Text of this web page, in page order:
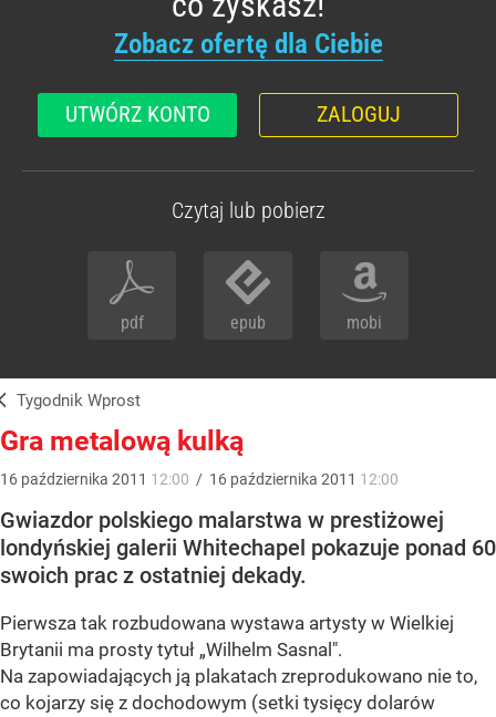
Zobacz ofertę dla Ciebie
UTWÓRZ KONTO ZALOGUJ
Czytaj lub pobierz
pdf epub mobi
Tygodnik Wprost
Gra metalową kulką
16 października 2011 12:00 / 16 października 2011 12:00
Gwiazdor polskiego malarstwa w prestiżowej
londyńskiej galerii Whitechapel pokazuje ponad 60
swoich prac z ostatniej dekady.
Pierwsza tak rozbudowana wystawa artysty w Wielkiej
Brytanii ma prosty tytuł „Wilhelm Sasnal".
Na zapowiadających ją plakatach zreprodukowano nie to,
co kojarzy się z dochodowym (setki tysięcy dolarów